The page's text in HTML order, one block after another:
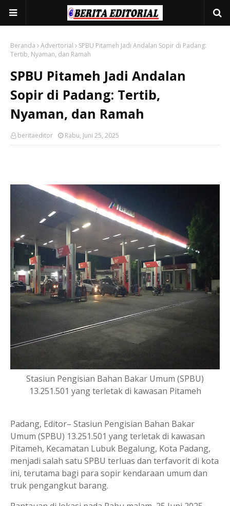
Beranda Advertorial
SPBU Pitameh Jadi Andalan Sopir di Padang:
Tertib, Nyaman, dan Ramah
SPBU Pitameh Jadi Andalan
Sopir di Padang: Tertib,
Nyaman, dan Ramah
beritaeditor Rabu, Juni 25, 2025
Stasiun Pengisian Bahan Bakar Umum (SPBU)
13.251.501 yang terletak di kawasan Pitameh
Padang, Editor– Stasiun Pengisian Bahan Bakar
Umum (SPBU) 13.251.501 yang terletak di kawasan
Pitameh, Kecamatan Lubuk Begalung, Kota Padang,
menjadi salah satu SPBU terluas dan terfavorit di kota
ini, terutama bagi para sopir kendaraan umum dan
truk pengangkut barang.